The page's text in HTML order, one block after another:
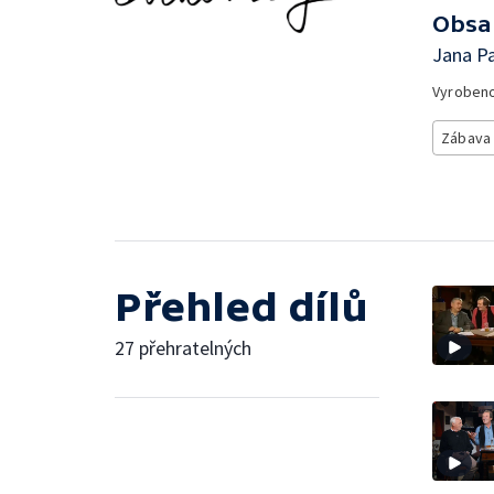
Jana
Zábava
Přehled dílů
27 přehratelných